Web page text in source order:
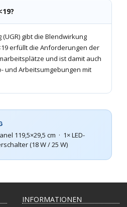
gibt die Blendwirkung
erfüllt die Anforderungen der
und ist damit auch
und Arbeitsumgebungen mit
119,5×29,5 cm · 1× LED-
(18 W / 25 W)
INFORMATIONEN